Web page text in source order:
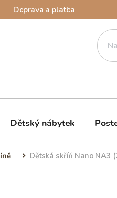
Doprava a platba
Dětský nábytek
Dětská skříň Nano NA3